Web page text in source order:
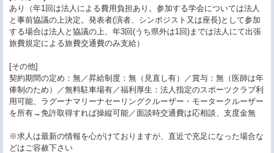
あり（年1回は法人による費用負担あり。参加する学会については法人
と事前協議の上決定。発表者(演者、シンポジスト又は座長)として参加
する場合は法人と協議の上、年3回(うち県外は1回)までは法人にて出張
旅費規定による旅費交通費のみ支給）
[その他]
契約期間の定め：無／昇給制度：無（見直し有）／賞与：無（医師は年
俸制のため）／無料駐車場有／福利厚生：法人指定のスポーツクラブ利
用可能、ラグーナマリーナセーリングクルーザー・モータークルーザー
を所有→免許取得すれば操縦可能／面談時交通費は応相談、支度金無
※求人は最新の情報を心がけておりますが、直近で充足になった場合な
どはご容赦下さい